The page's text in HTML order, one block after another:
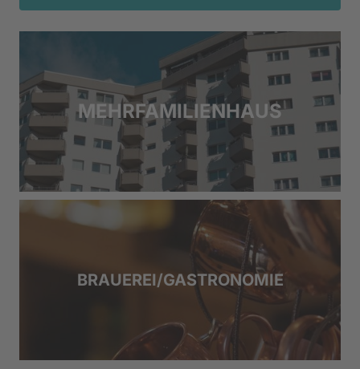
MEHRFAMILIENHAUS
BRAUEREI/GASTRONOMIE